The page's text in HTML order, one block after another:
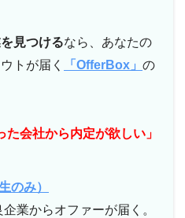
見つけるなら、あなたの
トが届く
「OfferBox」 の
た会社から内定が欲しい」
のみ）
業からオファーが届く。